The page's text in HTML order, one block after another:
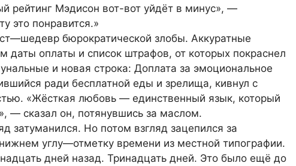
рейтинг Мэдисон вот-вот уйдёт в минус», —
это понравится.»
бюрократической злобы. Аккуратные
оплаты и список штрафов, от которых покраснел
и новая строка: Доплата за эмоциональное
ради бесплатной еды и зрелища, кивнул с
«Жёсткая любовь — единственный язык, который
— сказал он, потянувшись за маслом.
затуманился. Но потом взгляд зацепился за
углу—отметку времени из местной типографии.
дней назад. Тринадцать дней. Это было ещё до